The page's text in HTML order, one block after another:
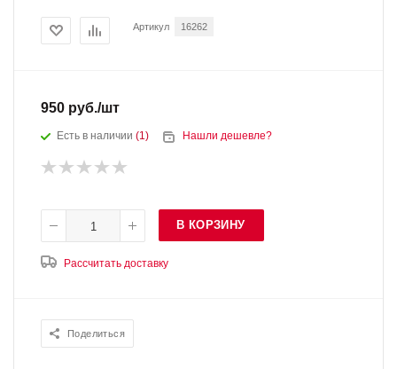
Артикул 16262
950 руб./шт
Есть в наличии (1) Нашли дешевле?
В КОРЗИНУ
Рассчитать доставку
Поделиться